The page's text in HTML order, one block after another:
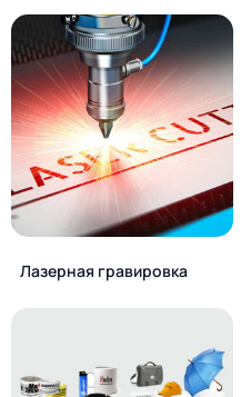
Лазерная гравировка